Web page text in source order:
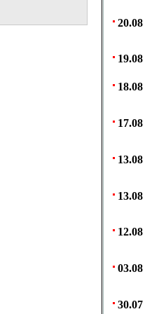
20.08
19.08
18.08
17.08
13.08
13.08
12.08
03.08
30.07